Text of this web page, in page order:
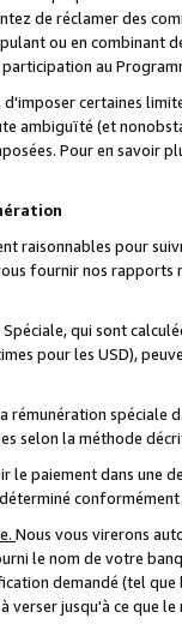
de réclamer des
ou en combinant
au
certaines
ambiguïté (et
Pour en savoir
raisonnables pour
fournir nos
qui sont
pour les USD),
rémunération spéciale
selon la méthode
le paiement dans une
Nous vous virerons
le nom de votre
demandé (tel que
verser jusqu'à ce que